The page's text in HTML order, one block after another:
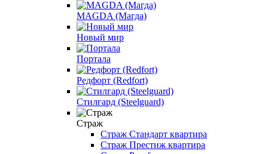
МAGDA (Магда)
Новый мир
Портала
Редфорт (Redfort)
Стилгард (Steelguard)
Страж
Страж Стандарт квартира
Страж Престиж квартира